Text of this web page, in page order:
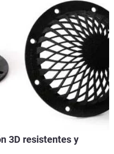
3D resistentes y